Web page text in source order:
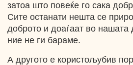
затоа што повеќе го сака
Сите останати нешта се
доброто и доаѓаат во нашата
ние не ги бараме.
А другото е користољубив